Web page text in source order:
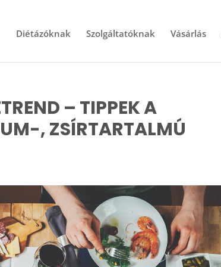
Diétázóknak Szolgáltatóknak Vásárlás
– TIPPEK A
, ZSÍRTARTALMÚ